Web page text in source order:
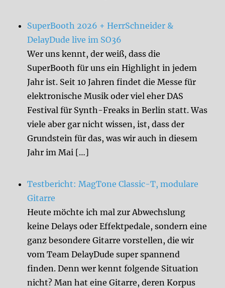
SuperBooth 2026 + HerrSchneider &
DelayDude live im SO36
Wer uns kennt, der weiß, dass die
SuperBooth für uns ein Highlight in jedem
Jahr ist. Seit 10 Jahren findet die Messe für
elektronische Musik oder viel eher DAS
Festival für Synth-Freaks in Berlin statt. Was
viele aber gar nicht wissen, ist, dass der
Grundstein für das, was wir auch in diesem
Jahr im Mai […]
Testbericht: MagTone Classic-T, modulare
Gitarre
Heute möchte ich mal zur Abwechslung
keine Delays oder Effektpedale, sondern eine
ganz besondere Gitarre vorstellen, die wir
vom Team DelayDude super spannend
finden. Denn wer kennt folgende Situation
nicht? Man hat eine Gitarre, deren Korpus